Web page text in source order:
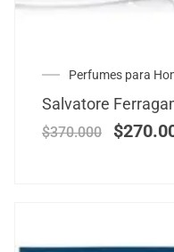
Perfumes para
Salvatore
$370.000 $